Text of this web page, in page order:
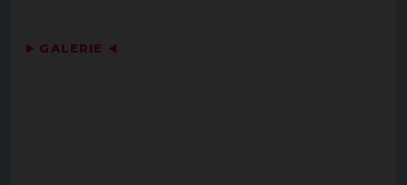
▶ GALERIE ◀